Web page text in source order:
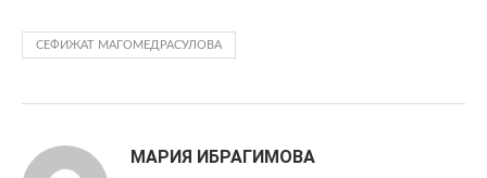
СЕФИЖАТ МАГОМЕДРАСУЛОВА
МАРИЯ ИБРАГИМОВА